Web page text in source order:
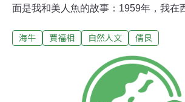
面是我和美人魚的故事：1959年，我在
灣的研究生，大部分有奬學金，有些是
國學生聚會時我往往大唱高調，反對中
Town）式的小組織，也不贊成老是包餃
是因為如此，我就被選為中國學生會會
海牛 賈福相 自然人文 儒艮